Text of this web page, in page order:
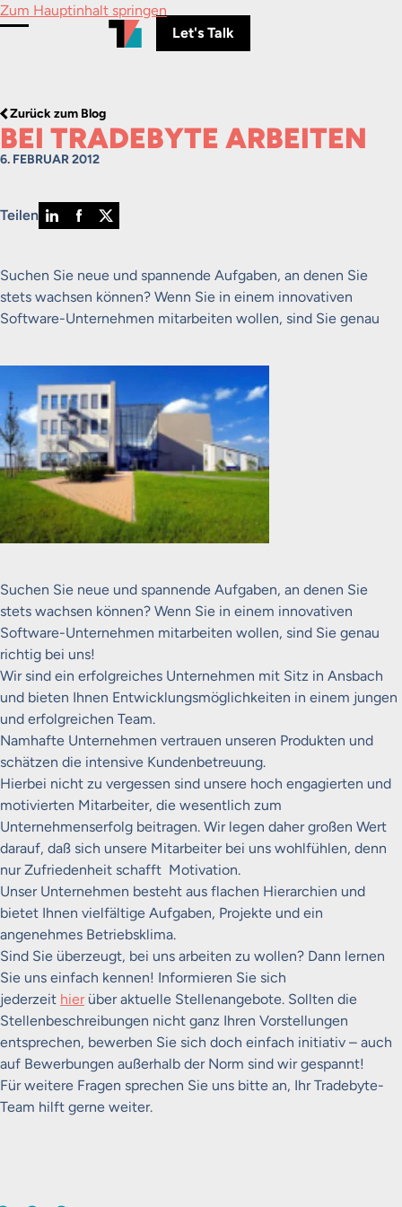
Zum Hauptinhalt springen
Menü umschalten
Let's Talk
Zurück zum Blog
BEI TRADEBYTE ARBEITEN
6. FEBRUAR 2012
Teilen
Suchen Sie neue und spannende Aufgaben, an denen Sie
stets wachsen können? Wenn Sie in einem innovativen
Software-Unternehmen mitarbeiten wollen, sind Sie genau
Suchen Sie neue und spannende Aufgaben, an denen Sie
stets wachsen können? Wenn Sie in einem innovativen
Software-Unternehmen mitarbeiten wollen, sind Sie genau
richtig bei uns!
Wir sind ein erfolgreiches Unternehmen mit Sitz in Ansbach
und bieten Ihnen Entwicklungsmöglichkeiten in einem jungen
und erfolgreichen Team.
Namhafte Unternehmen vertrauen unseren Produkten und
schätzen die intensive Kundenbetreuung.
Hierbei nicht zu vergessen sind unsere hoch engagierten und
motivierten Mitarbeiter, die wesentlich zum
Unternehmenserfolg beitragen. Wir legen daher großen Wert
darauf, daß sich unsere Mitarbeiter bei uns wohlfühlen, denn
nur Zufriedenheit schafft Motivation.
Unser Unternehmen besteht aus flachen Hierarchien und
bietet Ihnen vielfältige Aufgaben, Projekte und ein
angenehmes Betriebsklima.
Sind Sie überzeugt, bei uns arbeiten zu wollen? Dann lernen
Sie uns einfach kennen! Informieren Sie sich
jederzeit hierüber aktuelle Stellenangebote. Sollten die
Stellenbeschreibungen nicht ganz Ihren Vorstellungen
entsprechen, bewerben Sie sich doch einfach initiativ – auch
auf Bewerbungen außerhalb der Norm sind wir gespannt!
Für weitere Fragen sprechen Sie uns bitte an, Ihr Tradebyte-
Team hilft gerne weiter.